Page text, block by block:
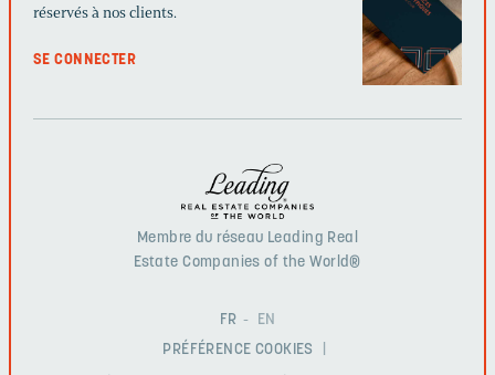
réservés à nos clients.
SE CONNECTER
Membre du réseau Leading Real
Estate Companies of the World®
FR
EN
PRÉFÉRENCE COOKIES